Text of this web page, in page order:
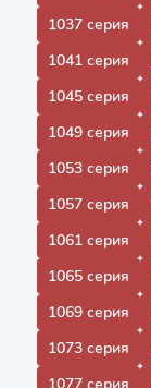
1037 серия
1041 серия
1045 серия
1049 серия
1053 серия
1057 серия
1061 серия
1065 серия
1069 серия
1073 серия